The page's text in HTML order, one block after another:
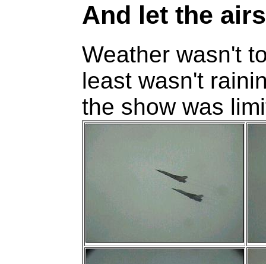
And let the
Weather wasn't
least wasn't
the show was